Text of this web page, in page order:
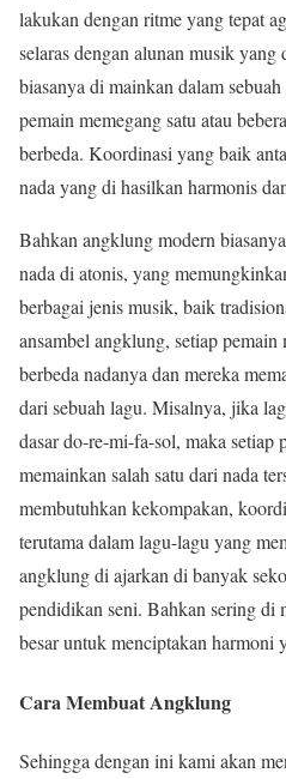
lakukan dengan ritme yang tepat
selaras dengan alunan musik
biasanya di mainkan dalam
pemain memegang satu atau
berbeda. Koordinasi yang baik
nada yang di hasilkan harmonis
Bahkan angklung modern
nada di atonis, yang
berbagai jenis musik, baik
ansambel angklung, setiap
berbeda nadanya dan mereka
dari sebuah lagu. Misalnya, jika
dasar do-re-mi-fa-sol, maka setiap
memainkan salah satu dari nada
membutuhkan kekompakan,
terutama dalam lagu-lagu yang
angklung di ajarkan di banyak
pendidikan seni. Bahkan sering di
besar untuk menciptakan harmoni
Cara Membuat Angklung
Sehingga dengan ini kami akan